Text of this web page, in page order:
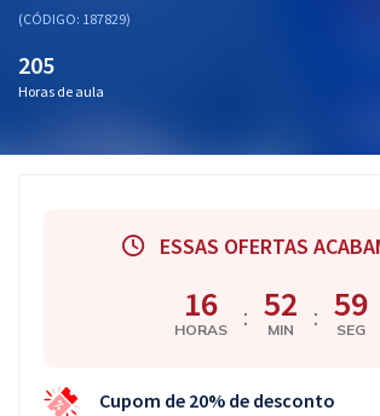
Questões grátis
(CÓDIGO: 187829)
205
Horas de aula
ESSAS OFERTAS
16
HORAS : 52
MIN : 58
SEG
Cupom de 20% de desconto